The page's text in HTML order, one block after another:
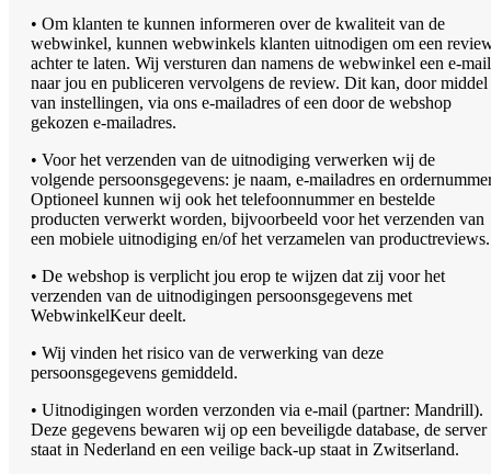
• Om klanten te kunnen informeren over de kwaliteit van de
webwinkel, kunnen webwinkels klanten uitnodigen om een
achter te laten. Wij versturen dan namens de webwinkel een e-mail
naar jou en publiceren vervolgens de review. Dit kan, door middel
van instellingen, via ons e-mailadres of een door de webshop
gekozen e-mailadres.
• Voor het verzenden van de uitnodiging verwerken wij de
volgende persoonsgegevens: je naam, e-mailadres en
Optioneel kunnen wij ook het telefoonnummer en bestelde
producten verwerkt worden, bijvoorbeeld voor het verzenden van
een mobiele uitnodiging en/of het verzamelen van productreviews.
• De webshop is verplicht jou erop te wijzen dat zij voor het
verzenden van de uitnodigingen persoonsgegevens met
WebwinkelKeur deelt.
• Wij vinden het risico van de verwerking van deze
persoonsgegevens gemiddeld.
• Uitnodigingen worden verzonden via e-mail (partner: Mandrill).
Deze gegevens bewaren wij op een beveiligde database, de server
staat in Nederland en een veilige back-up staat in Zwitserland.